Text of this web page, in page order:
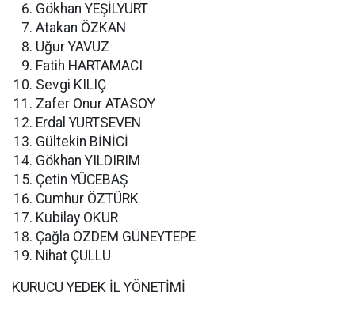
Gökhan YEŞİLYURT
Atakan ÖZKAN
Uğur YAVUZ
Fatih HARTAMACI
Sevgi KILIÇ
Zafer Onur ATASOY
Erdal YURTSEVEN
Gültekin BİNİCİ
Gökhan YILDIRIM
Çetin YÜCEBAŞ
Cumhur ÖZTÜRK
Kubilay OKUR
Çağla ÖZDEM GÜNEYTEPE
Nihat ÇULLU
KURUCU YEDEK İL YÖNETİMİ